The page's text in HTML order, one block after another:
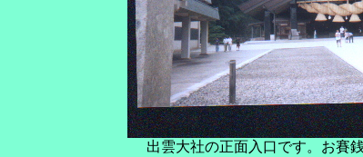
出雲大社の正面入口です。お賽